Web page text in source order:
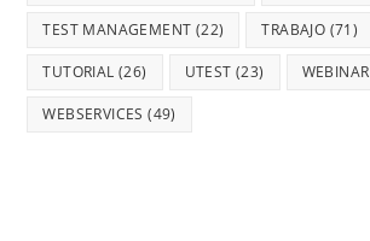
TEST MANAGEMENT (22) TRABAJO (71)
TUTORIAL (26) UTEST (23) WEBINAR
WEBSERVICES (49)